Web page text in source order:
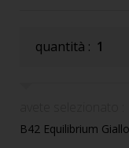
quantità : 1
B42 Equilibrium